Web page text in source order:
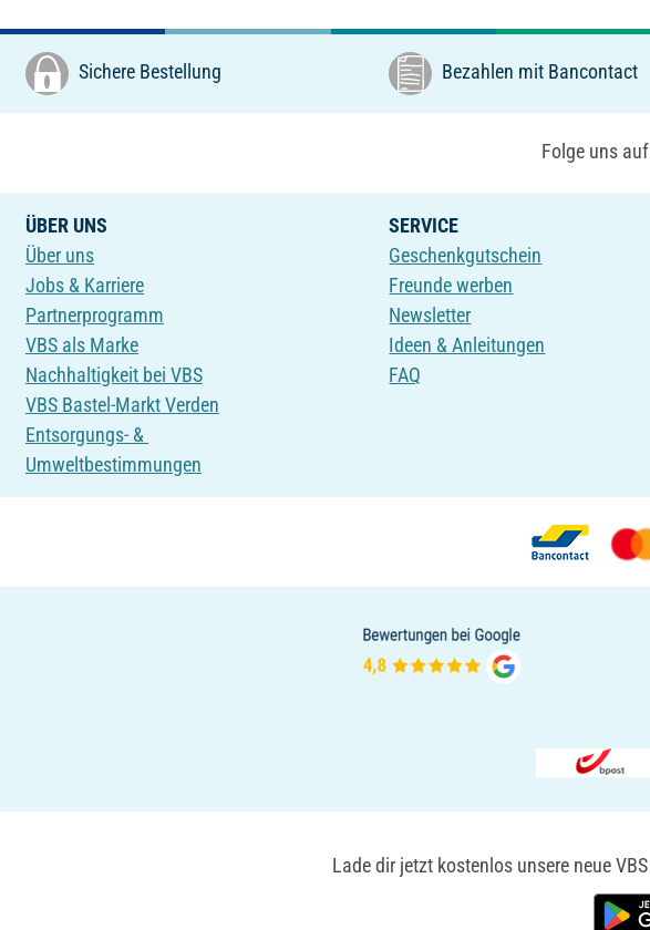
Sichere Bestellung Bezahlen mit Bancontact
Folge uns
ÜBER UNS
Über uns
Jobs & Karriere
Partnerprogramm
VBS als Marke
Nachhaltigkeit bei VBS
VBS Bastel-Markt Verden
Entsorgungs- &
Umweltbestimmungen
SERVICE
Geschenkgutschein
Freunde werben
Newsletter
Ideen & Anleitungen
FAQ
Lade dir jetzt kostenlos unsere neue